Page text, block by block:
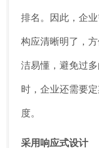
排名。因此，企
构应清晰明了，
洁易懂，避免过
时，企业还需要
度。
采用响应式设计